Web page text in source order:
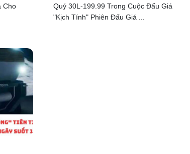
Cho
Quý 30L-199.99 Trong Cuộc Đấu Giá
"Kịch Tính" Phiên Đấu Giá ...